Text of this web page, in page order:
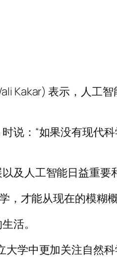
Kakar) 表示，人工
说：“如果没有现代
及人工智能日益重要
，才能从现在的模糊
活。
学中更加关注自然科